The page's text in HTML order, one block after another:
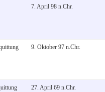
7. April 98 n.Chr.
9. Oktober 97 n.Chr.
27. April 69 n.Chr.